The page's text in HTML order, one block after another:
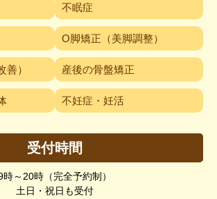
不眠症
O脚矯正（美脚調整）
） 産後の骨盤矯正
不妊症・妊活
受付時間
時～20時（完全予約制）
土日・祝日も受付